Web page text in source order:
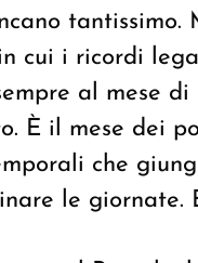
tantissimo.
cui i ricordi
al mese di
È il mese dei
che
le giornate.